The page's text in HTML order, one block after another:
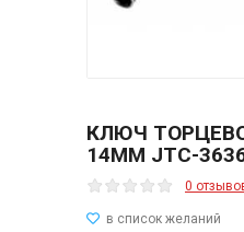
КЛЮЧ
14ММ JTC-
0